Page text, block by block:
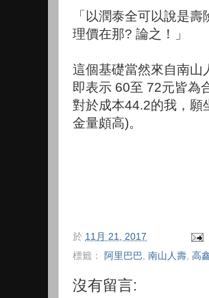
「以潤泰全可以說是
理價在那? 論之！」
這個基礎當然來自南山
即表示 60至 72元皆為
對於成本44.2的我，願
金量頗高)。
於 11月 21, 2017
標籤：
阿里巴巴 南山人壽 高
沒有留言: